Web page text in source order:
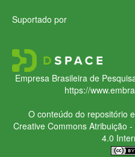
Suportado por
Empresa Brasileira de
https://
O conteúdo do repositório
Creative CommonsAtribuição -
4.0